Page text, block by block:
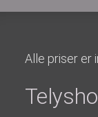
Alle priser er